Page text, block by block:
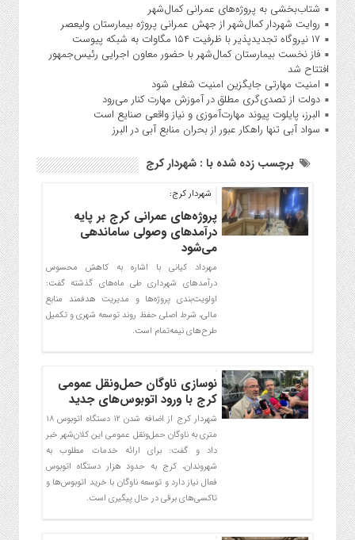
شتاب‌بخشی به پروژه‌های عمرانی کمال‌شهر
روایت شهردار کمال‌شهر از جهش عمرانی پروژه بیمارستان ولیعصر
۱۷ نیروگاه تجدیدپذیر با ظرفیت ۱۵۴ مگاوات به شبکه پیوست
فاز نخست بیمارستان کمال‌شهر با حضور معاون اجرایی رئیس‌جمهور
افتتاح شد
امنیت مهارتی جایگزین امنیت شغلی شود
دولت از تصدی‌گری مطلق در آموزش مهارت کنار می‌رود
البرز، پایلوت پیوند مهارت‌آموزی و نیاز واقعی صنایع است
سواد آبی تنها راهکار عبور از بحران منابع آبی در البرز
برچسب زده شده با : شهردار کرج
شهردار کرج:
پروژه‌های عمرانی کرج بر پایه
درآمدهای وصولی ساماندهی
می‌شود
مهرداد کیانی با اشاره به کاهش محسوس
درآمدهای شهرداری طی ماه‌های گذشته گفت:
اولویت‌بندی پروژه‌ها و مدیریت هدفمند منابع
مالی، شرط اصلی حفظ روند توسعه شهری و تکمیل
طرح‌های نیمه‌تمام است.
نوسازی ناوگان حمل‌ونقل عمومی
کرج با ورود اتوبوس‌های جدید
شهردار کرج از اضافه شدن ۱۲ دستگاه اتوبوس ۱۸
متری به ناوگان حمل‌ونقل عمومی این کلان‌شهر خبر
داد و گفت: برای ارائه خدمات مطلوب به
شهروندان، کرج به حدود هزار دستگاه اتوبوس
فعال نیاز دارد و توسعه ناوگان با خرید اتوبوس‌ها و
تاکسی‌های برقی در حال پیگیری است.